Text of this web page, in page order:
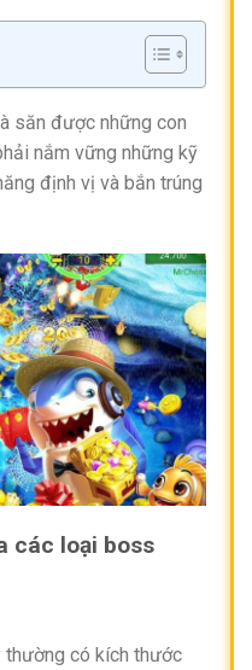
săn được những con
nắm vững những kỹ
định vị và bắn trúng
các loại boss
thường có kích thước